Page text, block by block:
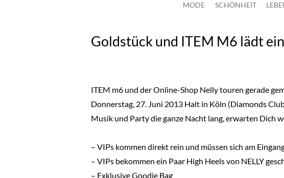
MODE SCHÖNHEIT
Goldstück und ITEM M6 lädt
ITEM m6 und der Online-Shop Nelly touren gerade
Donnerstag, 27. Juni 2013 Halt in Köln (Diamonds
Musik und Party die ganze Nacht lang, erwarten Dich
– VIPs kommen direkt rein und müssen sich am
– VIPs bekommen ein Paar High Heels von NELLY
– Exklusive Goodie Bag